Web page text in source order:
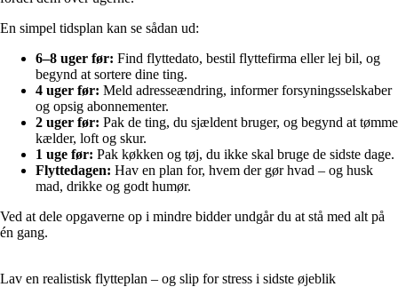
En simpel tidsplan kan se sådan ud:
6–8 uger før: Find flyttedato, bestil flyttefirma eller lej bil, og
begynd at sortere dine ting.
4 uger før: Meld adresseændring, informer forsyningsselskaber
og opsig abonnementer.
2 uger før: Pak de ting, du sjældent bruger, og begynd at tømme
kælder, loft og skur.
1 uge før: Pak køkken og tøj, du ikke skal bruge de sidste dage.
Flyttedagen: Hav en plan for, hvem der gør hvad – og husk
mad, drikke og godt humør.
Ved at dele opgaverne op i mindre bidder undgår du at stå med alt på
én gang.
Lav en realistisk flytteplan – og slip for stress i sidste øjeblik